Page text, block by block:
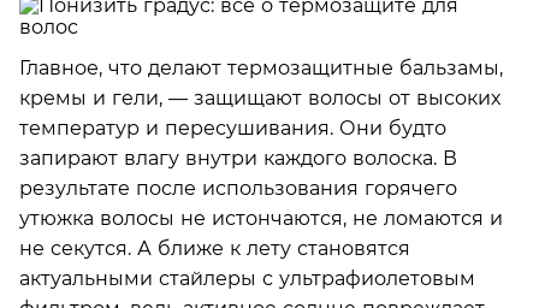
Главное, что делают термозащитные бальзамы,
кремы и гели, — защищают волосы от высоких
температур и пересушивания. Они будто
запирают влагу внутри каждого волоска. В
результате после использования горячего
утюжка волосы не истончаются, не ломаются и
не секутся. А ближе к лету становятся
актуальными стайлеры с ультрафиолетовым